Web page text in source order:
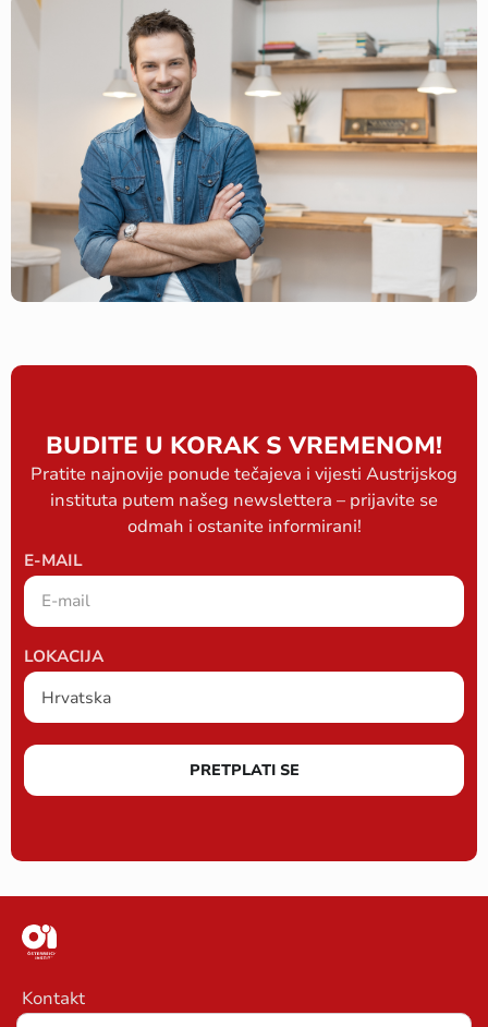
BUDITE U KORAK S VREMENOM!
Pratite najnovije ponude tečajeva i vijesti Austrijskog
instituta putem našeg newslettera – prijavite se
odmah i ostanite informirani!
E-MAIL
LOKACIJA
PRETPLATI SE
Kontakt